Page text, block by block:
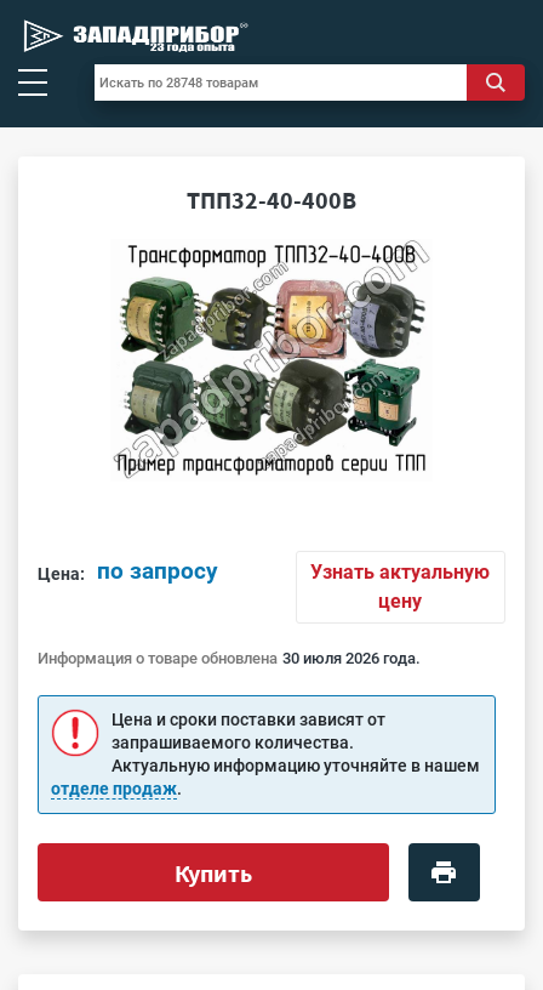
ТПП32-40-400В
Цена: по запросу
Узнать актуальную
цену
Информация о товаре обновлена 30 июля 2026 года.
Цена и сроки поставки зависят от
запрашиваемого количества.
Актуальную информацию уточняйте в нашем
отделе продаж.
Купить